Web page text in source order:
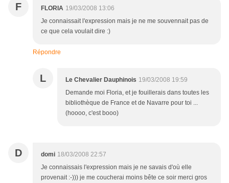
F FLORIA 19/03/2008 13:06
Je connaissait l'expression mais je ne me souvennait pas de
ce que cela voulait dire :)
Répondre
L Le Chevalier Dauphinois 19/03/2008 19:59
Demande moi Floria, et je fouillerais dans toutes les
bibliothèque de France et de Navarre pour toi ...
(hoooo, c'est booo)
D domi 18/03/2008 22:57
Je connaissais l'expression mais je ne savais d'où elle
provenait :-))) je me coucherai moins bête ce soir merci gros